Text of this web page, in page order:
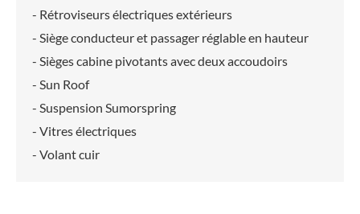
- Rétroviseurs électriques extérieurs
- Siège conducteur et passager réglable en hauteur
- Sièges cabine pivotants avec deux accoudoirs
- Sun Roof
- Suspension Sumorspring
- Vitres électriques
- Volant cuir